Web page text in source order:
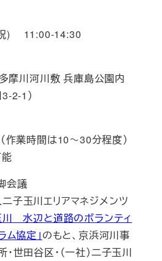
) 11:00-14:30
摩川河川敷 兵庫島公園内
2-1）
作業時間は10～30分程度）
会議
子玉川エリアマネジメンツ
川 水辺と道路のボランティ
ム協定」のもと、京浜河川事
世田谷区・（一社）二子玉川